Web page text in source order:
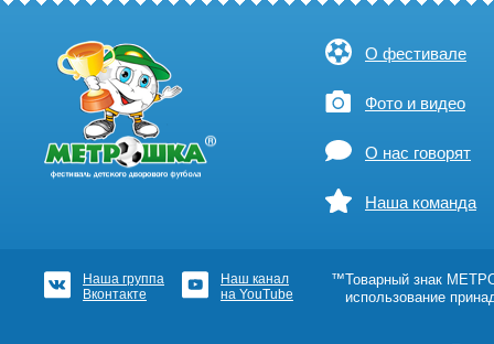
О фестивале
Фото и видео
О нас говорят
Наша команда
Наша группа
Вконтакте
Наш канал
на YouTube
™Товарный знак
использование